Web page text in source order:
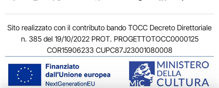
Sito realizzato con il contributo bando TOCC Decreto Direttoriale
n. 385 del 19/10/2022 PROT. PROGETTOTOCC0000125
COR15906233 CUPC87J23001080008